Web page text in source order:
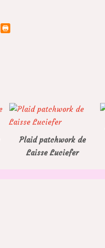
Plaid patchwork de
Laisse Luciefer